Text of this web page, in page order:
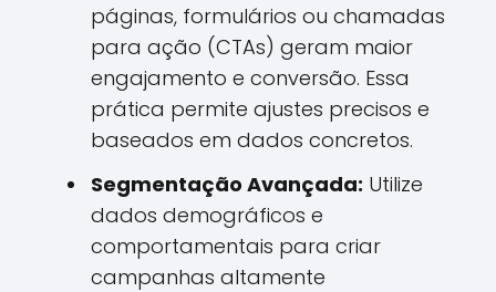
páginas, formulários ou chamadas
para ação (CTAs) geram maior
engajamento e conversão. Essa
prática permite ajustes precisos e
baseados em dados concretos.
Segmentação Avançada: Utilize
dados demográficos e
comportamentais para criar
campanhas altamente